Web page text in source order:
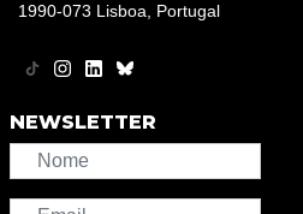
1990-073 Lisboa, Portugal
NEWSLETTER